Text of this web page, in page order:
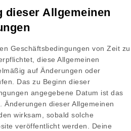
dieser Allgemeinen
Geschäftsbedingungen von Zeit zu
diese Allgemeinen
auf Änderungen oder
Das zu Beginn dieser
angegebene Datum ist das
Änderungen dieser Allgemeinen
wirksam, sobald solche
veröffentlicht werden. Deine